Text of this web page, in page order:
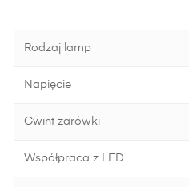
Rodzaj lamp
Napięcie
Gwint żarówki
Współpraca z LED